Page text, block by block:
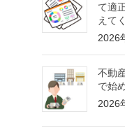
て適
えて
2026
不動
で始
2026